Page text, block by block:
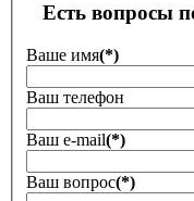
Есть вопросы
Ваше имя(*)
Ваш телефон
Ваш е-mail(*)
Ваш вопрос(*)